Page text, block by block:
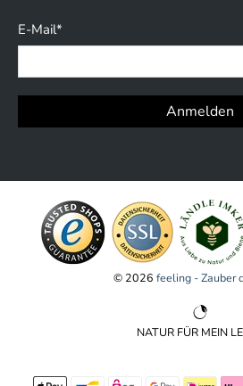
E-Mail*
Anmelden
© 2026 feeling - Zauber
NATUR FÜR MEIN